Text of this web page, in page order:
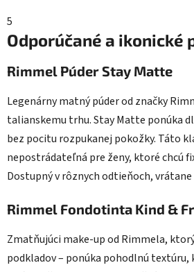
5
Odporúčané a ikonické
Rimmel Púder Stay Matte
Legenárny matný púder od značky
talianskemu trhu. Stay Matte ponúka
bez pocitu rozpukanej pokožky. Táto
nepostrádateľná pre ženy, ktoré chcú
Dostupný v rôznych odtieňoch,
Rimmel Fondotinta Kind &
Zmatňujúci make-up od Rimmela,
podkladov – ponúka pohodlnú textúru,